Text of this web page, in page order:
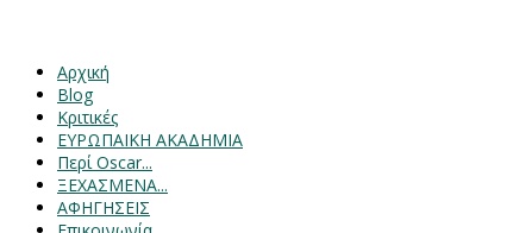
Αρχική
Blog
Κριτικές
ΕΥΡΩΠΑΙΚΗ ΑΚΑΔΗΜΙΑ
Περί Oscar...
ΞΕΧΑΣΜΕΝΑ...
ΑΦΗΓΗΣΕΙΣ